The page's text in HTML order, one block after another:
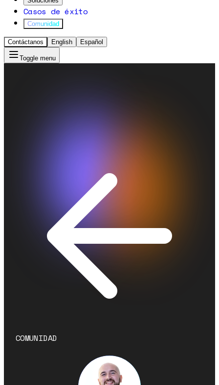
Casos de éxito
Comunidad
Contáctanos English Español
Toggle menu
COMUNIDAD